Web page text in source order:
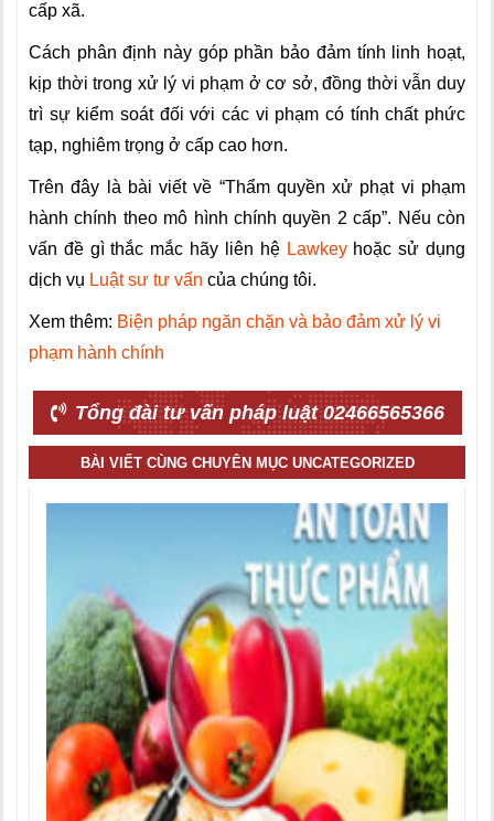
cấp xã.
Cách phân định này góp phần bảo đảm tính linh hoạt,
kịp thời trong xử lý vi phạm ở cơ sở, đồng thời vẫn duy
trì sự kiểm soát đối với các vi phạm có tính chất phức
tạp, nghiêm trọng ở cấp cao hơn.
Trên đây là bài viết về “Thẩm quyền xử phạt vi phạm
hành chính theo mô hình chính quyền 2 cấp”. Nếu còn
vấn đề gì thắc mắc hãy liên hệ Lawkeyhoặc sử dụng
dịch vụ Luật sư tư vấn của chúng tôi.
Xem thêm: Biện pháp ngăn chặn và bảo đảm xử lý vi
phạm hành chính
Tổng đài tư vấn pháp luật 02466565366
BÀI VIẾT CÙNG CHUYÊN MỤC UNCATEGORIZED